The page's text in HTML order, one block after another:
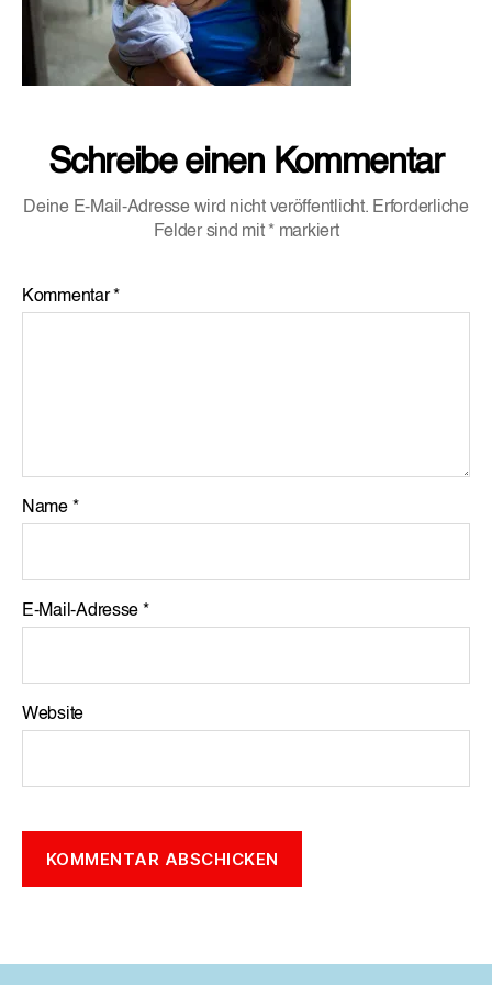
Schreibe einen Kommentar
Deine E-Mail-Adresse wird nicht veröffentlicht. Erforderliche
Felder sind mit * markiert
Kommentar*
Name *
E-Mail-Adresse *
Website